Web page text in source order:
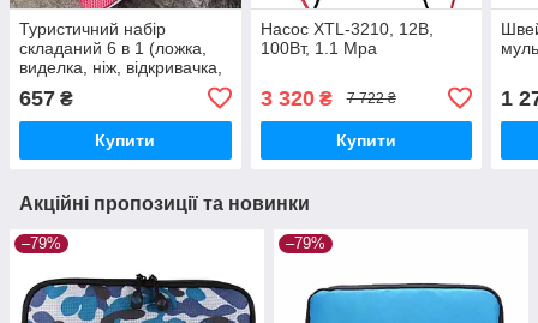
Туристичний набір
складаний 6 в 1 (ложка,
виделка, ніж, відкривачка,
657 ₴
Купити
Насос XTL-3210, 12В,
100Вт, 1.1 Mpa
3 320₴ 7 722 ₴
Купити
1
Акційні пропозиції та новинки
–79% –79%